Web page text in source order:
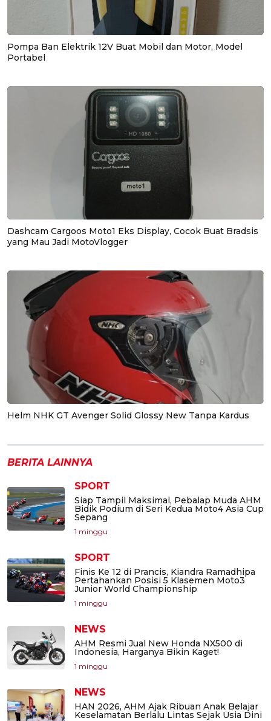
Pompa Ban Elektrik 12V Buat Mobil dan Motor, Model
Portabel
Dashcam Cargoos Moto1 Eks Display, Cocok Buat Bradsis
yang Mau Jadi MotoVlogger
Helm NHK GT Avenger Solid Glossy New Tanpa Kardus
BERITA LAINNYA
SPORT
Siap Tampil Maksimal, Pebalap Muda AHM
Bidik Podium di Seri Kedua Moto4 Asia Cup
Sepang
1 minggu
SPORT
Finis Ke 12 di Prancis, Kiandra Ramadhipa
Pertahankan Posisi 5 Klasemen Moto3
Junior World Championship
1 minggu
NEWS
AHM Resmi Jual New Honda NX500 di
Indonesia, Harganya Bikin Kaget!
1 minggu
NEWS
HAN 2026, AHM Ajak Ribuan Anak Belajar
Keselamatan Berlalu Lintas Sejak Usia Dini